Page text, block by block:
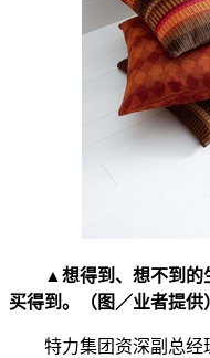
▲想得到、想不到的
买得到。（图／业者提供
特力集团资深副总经